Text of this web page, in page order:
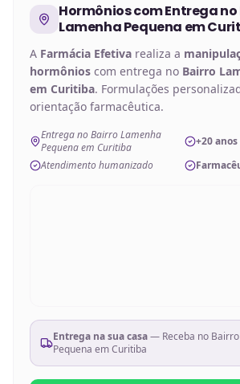
Hormônioscom Entrega no
Lamenha Pequena em
A Farmácia Efetiva realiza a
hormônios com entrega no Bairro
em Curitiba. Formulações
orientação farmacêutica.
Entrega no Bairro Lamenha
Pequena em Curitiba
+20
Atendimento humanizado
Entrega na sua casa— Receba no
Pequena em Curitiba